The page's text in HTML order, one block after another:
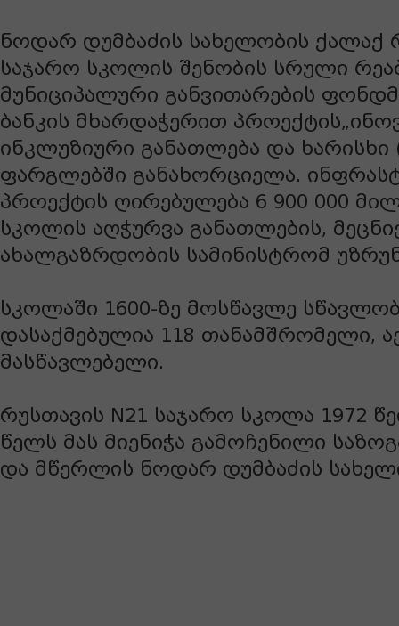
ნოდარ დუმბაძის სახელობის ქალაქ
საჯარო სკოლის შენობის სრული
მუნიციპალური განვითარების
ბანკის მხარდაჭერით
ინკლუზიური განათლება და ხარისხი
ფარგლებში განახორციელა.
პროექტის ღირებულება 6 900 000
სკოლის აღჭურვა განათლების,
ახალგაზრდობის სამინისტრომ
სკოლაში 1600-ზე მოსწავლე
დასაქმებულია 118 თანამშრომელი,
მასწავლებელი.
რუსთავის N21 საჯარო სკოლა 1972
წელს მას მიენიჭა გამოჩენილი
და მწერლის ნოდარ დუმბაძის